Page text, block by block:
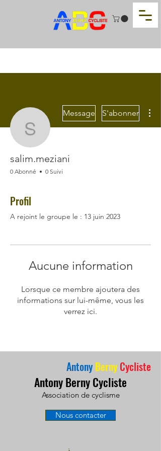
salim.meziani
Message S'abonner
salim.meziani
0 Abonné 0 Suivi
Profil
A rejoint le groupe le : 13 juin 2023
Aucune information
Lorsque ce membre ajoutera des
informations sur lui-même, vous les
verrez ici.
Antony Berny Cycliste
Antony Berny Cycliste
Association de cyclisme
Nous contacter